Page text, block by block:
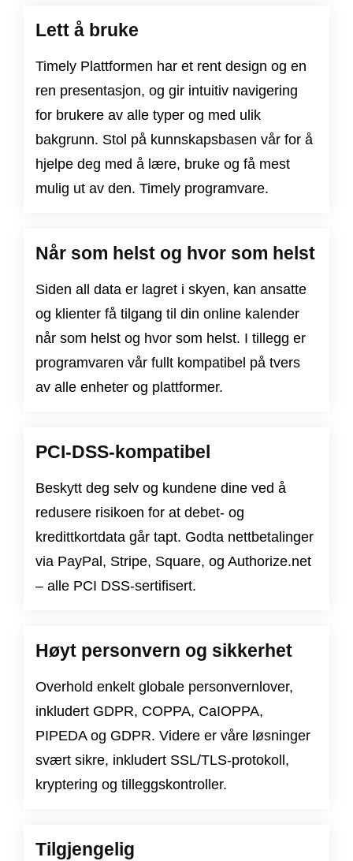
Lett å bruke
Timely Plattformen har et rent design og en
ren presentasjon, og gir intuitiv navigering
for brukere av alle typer og med ulik
bakgrunn. Stol på kunnskapsbasen vår for å
hjelpe deg med å lære, bruke og få mest
mulig ut av den. Timely programvare.
Når som helst og hvor som helst
Siden all data er lagret i skyen, kan ansatte
og klienter få tilgang til din online kalender
når som helst og hvor som helst. I tillegg er
programvaren vår fullt kompatibel på tvers
av alle enheter og plattformer.
PCI-DSS-kompatibel
Beskytt deg selv og kundene dine ved å
redusere risikoen for at debet- og
kredittkortdata går tapt. Godta nettbetalinger
via PayPal, Stripe, Square, og Authorize.net
– alle PCI DSS-sertifisert.
Høyt personvern og sikkerhet
Overhold enkelt globale personvernlover,
inkludert GDPR, COPPA, CaIOPPA,
PIPEDAog GDPR. Videre er våre løsninger
svært sikre, inkludert SSL/TLS-protokoll,
kryptering og tilleggskontroller.
Tilgjengelig